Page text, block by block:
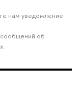
нам уведомление.
об